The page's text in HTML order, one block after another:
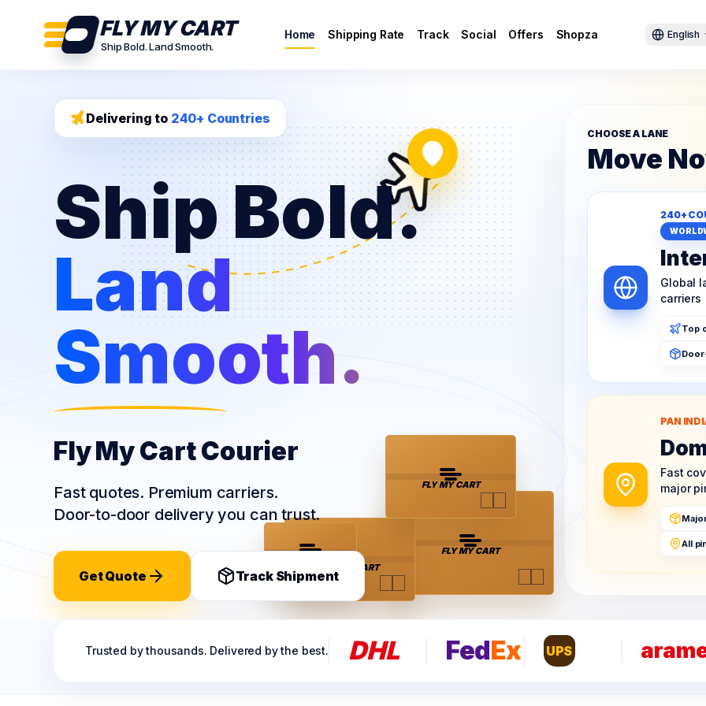
FLY MY CART
Ship Bold. Land Smooth.
Home Shipping Rate Track Social Offers Shopza English
FLY MY CART
FLY MY CART
FLY MY CART
Delivering to 240+ Countries
Ship Bold.
Land
Smooth.
Fly My Cart Courier
Fast quotes. Premium carriers.
Door-to-door delivery you can trust.
Get Quote Track Shipment
CHOOSE A LANE
Move
240+
Global
carriers
Top
PAN
Fast
major
All
Trusted by thousands. Delivered by the best. DHL FedEx UPS